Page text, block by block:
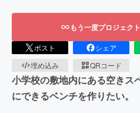
もう一度プロジェク
ポスト シェア
埋め込み
QRコード
小学校の敷地内にある空きス
にできるベンチを作りたい。